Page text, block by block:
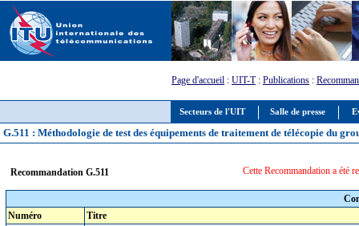
Secteurs de l'UIT Salle de presse
Page d'accueil : UIT-T: Publications :
G.511 : Méthodologie de test des équipements de traitement de télécopie du
Recommandation G.511 Cette Recommandation a été
Numéro
Titre